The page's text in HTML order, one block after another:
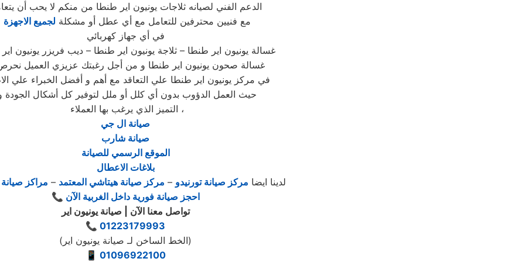
الدعم الفني لصيانه ثلاجات يونيون اير طنطا من منكم لا يحب أن
مع فنيين محترفين للتعامل مع أي عطل أو مشكلة لجميع الاجهزة
في أي جهاز كهربائي
غسالة يونيون اير طنطا – ثلاجة يونيون اير طنطا – ديب فريزر يونيون
– غسالة صحون يونيون اير طنطا و من أجل رغبتك عزيزي العميل
في مركز يونيون اير طنطا علي التعاقد مع أهم و أفضل الخبراء علي
حيث العمل الدؤوب بدون أي كلل أو ملل لتوفير كل أشكال الجودة
التميز الذي يرغب بها العملاء ،
صيانة ال جي
صيانة شارب
الموقع الرسمي للصيانة
بلاغات الاعطال
لدينا ايضا مركز صيانة تورنيدو – مركز صيانة هيتاشي المعتمد – مراكز صيانة
📞 احجز صيانة فورية داخل الغربية الآن
تواصل معنا الآن | صيانة يونيون اير
📞 01223179993
(الخط الساخن لـ صيانة يونيون اير)
📱 01096922100